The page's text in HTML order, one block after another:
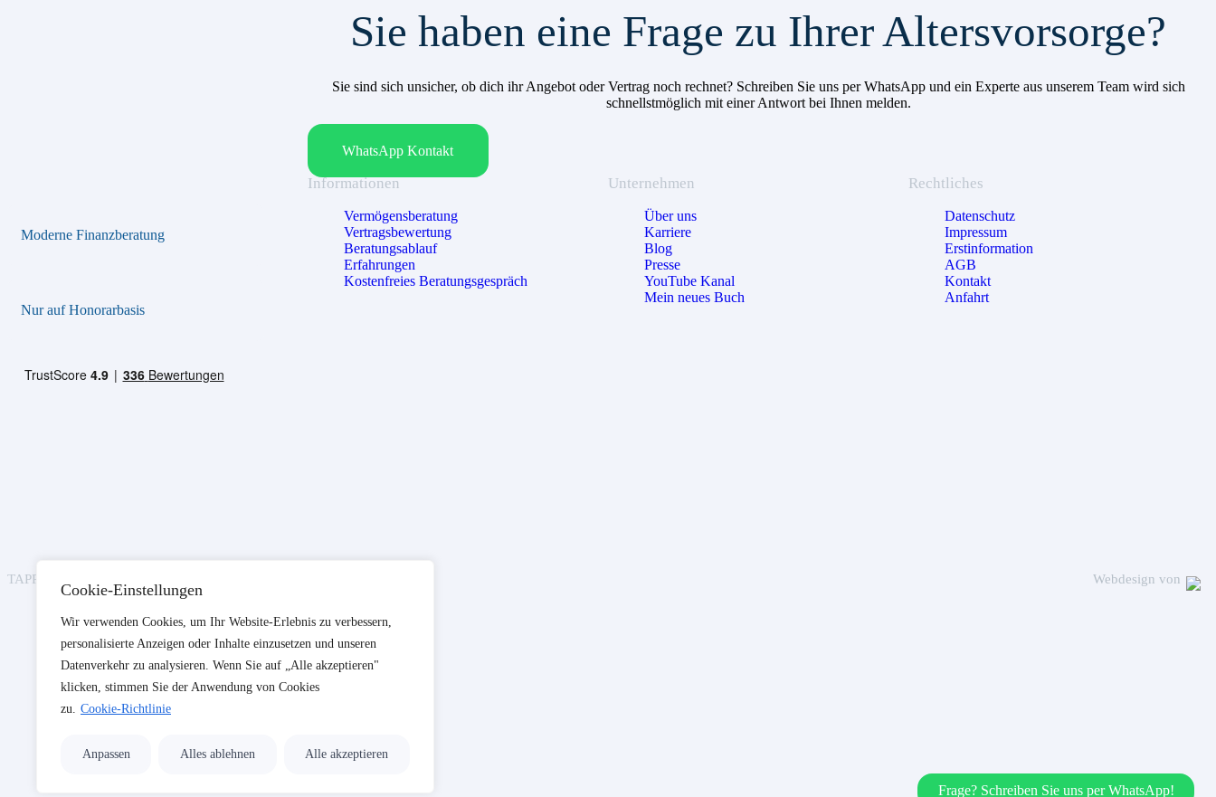
Cookie-Einstellungen
Wir verwenden Cookies, um Ihr Website-Erlebnis zu verbessern,
personalisierte Anzeigen oder Inhalte einzusetzen und unseren
Datenverkehr zu analysieren. Wenn Sie auf „Alle akzeptieren"
klicken, stimmen Sie der Anwendung von Cookies
zu. Cookie-Richtlinie
Anpassen Alles ablehnen Alle akzeptieren
Moderne Finanzberatung
Nur auf Honorarbasis
Sie haben eine Frage zu Ihrer Altersvorsorge?
Sie sind sich unsicher, ob dich ihr Angebot oder Vertrag noch rechnet? Schreiben Sie uns per WhatsApp und ein Experte aus unserem Team wird sich
schnellstmöglich mit einer Antwort bei Ihnen melden.
WhatsApp Kontakt
Informationen
Vermögensberatung
Vertragsbewertung
Beratungsablauf
Erfahrungen
Kostenfreies Beratungsgespräch
Unternehmen
Über uns
Karriere
Blog
Presse
YouTube Kanal
Mein neues Buch
Rechtliches
Datenschutz
Impressum
Erstinformation
AGB
Kontakt
Anfahrt
TAPPE CONSULTING AG © 2025 – Alle Rechte vorbehalten. Webdesign von
Frage? Schreiben Sie uns per WhatsApp!